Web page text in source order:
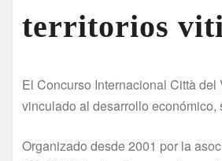
territorios
El Concurso Internacional Città
vinculado al desarrollo
Organizado desde 2001 por la